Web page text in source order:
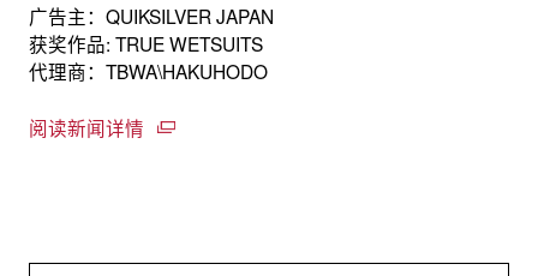
广告主：QUIKSILVER JAPAN
获奖作品: TRUE WETSUITS
代理商：TBWA\HAKUHODO
阅读新闻详情